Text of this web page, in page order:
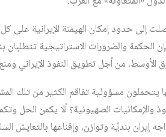
إلى حدود إمكان الهيمنة الإيرانية على
والضرورات الاستراتيجية تتطلبان
الأوسط، من أجل تطويق النفوذ الإيراني
مسؤولية تفاقم الكثير من تلك
والإمكانيات الصهيونية؟ ألا يكمن الحل
بنديَّة وتوازن، وإقناعها بالتعايش